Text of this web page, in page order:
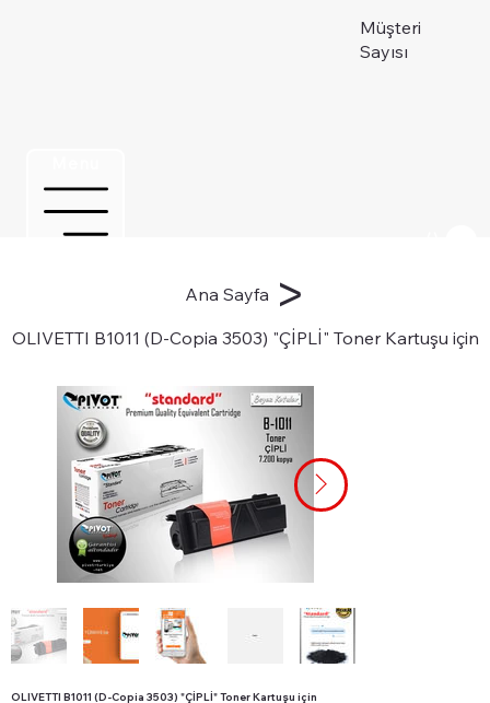
Müşteri
Sayısı
Ana Sayfa >
OLIVETTI B1011 (D-Copia 3503) "ÇİPLİ" Toner Kartuşu için
OLIVETTI B1011 (D-Copia 3503) "ÇİPLİ" Toner Kartuşu için